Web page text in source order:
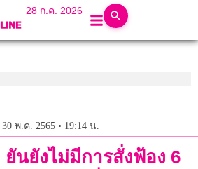
28 ก.ค. 2026
30 พ.ค. 2565 • 19:14 น.
ยันยังไม่มีการสั่งฟ้อง 6